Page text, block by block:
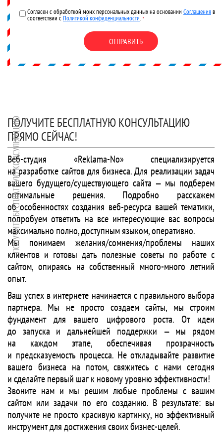
Согласен с обработкой моих персональных данных на основании Соглашенияв
соответствии сПолитикой конфиденциальности. *
ОТПРАВИТЬ
ПОЛУЧИТЕ БЕСПЛАТНУЮ КОНСУЛЬТАЦИЮ
ПРЯМО СЕЙЧАС!
Веб-студия «Reklama-No» специализируется
на разработке сайтов для бизнеса. Для реализации задач
вашего будущего/существующего сайта — мы подберем
оптимальные решения. Подробно расскажем
об особенностях создания веб-ресурса вашей тематики,
попробуем ответить на все интересующие вас вопросы
максимально полно, доступным языком, оперативно.
Мы понимаем желания/сомнения/проблемы наших
клиентов и готовы дать полезные советы по работе с
сайтом, опираясь на собственный много-много летний
опыт.
Ваш успех в интернете начинается с правильного выбора
партнера. Мы не просто создаем сайты, мы строим
фундамент для вашего цифрового роста. От идеи
до запуска и дальнейшей поддержки — мы рядом
на каждом этапе, обеспечивая прозрачность
и предсказуемость процесса. Не откладывайте развитие
вашего бизнеса на потом, свяжитесь с нами сегодня
и сделайте первый шаг к новому уровню эффективности!
Звоните нам и мы решим любые проблемы с вашим
сайтом или задачи по его созданию. В результате: вы
получите не просто красивую картинку, но эффективный
инструмент для достижения своих бизнес-целей.
ПОЛУЧИТЕ БЕСПЛАТНУЮ КОНСУЛЬТАЦИЮ